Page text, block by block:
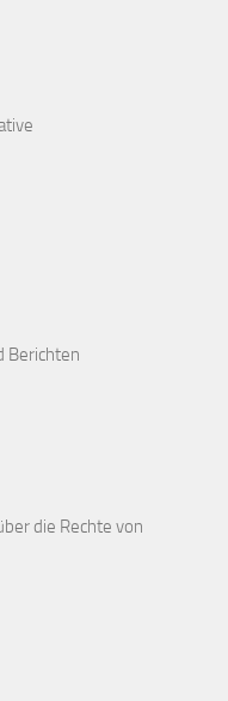
Berichten
die Rechte von